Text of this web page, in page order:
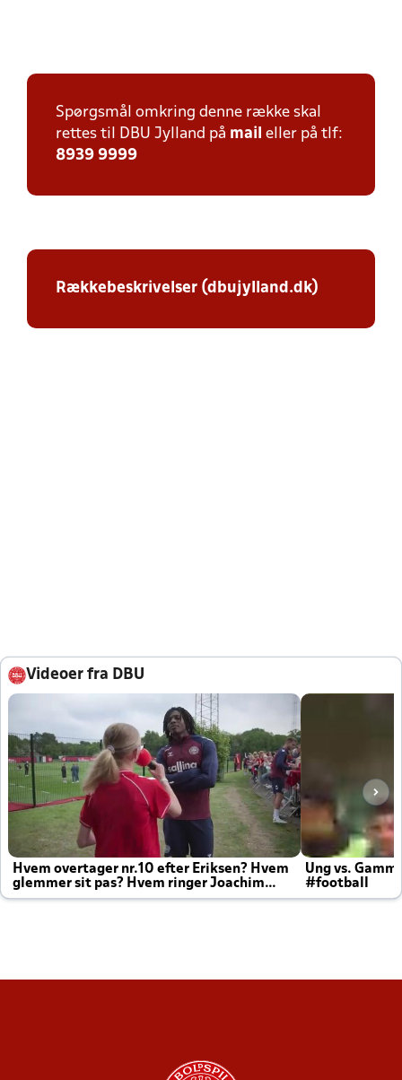
Spørgsmål omkring denne række skal
rettes til DBU Jylland på mail eller på tlf:
8939 9999
Rækkebeskrivelser (dbujylland.dk)
Videoer fra DBU
Hvem overtager nr.10 efter Eriksen? Hvem
glemmer sit pas? Hvem ringer Joachim
altid til efter kampe?
Ung vs.
#football